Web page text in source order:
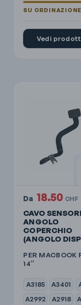
Vedi
CAVO
ANGOLO
COPERCHIO
(ANGOLO
PER MACBOOK
14″
A3185 A3401
A2992
A2918
Da 18.50 CHF